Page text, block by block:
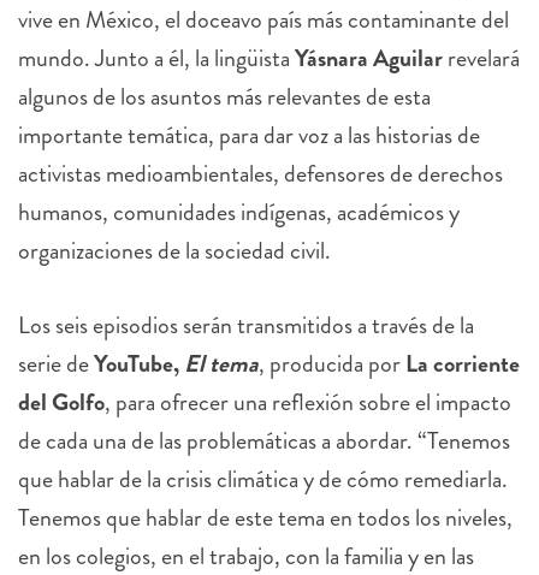
vive en México, el doceavo país más contaminante del
mundo. Junto a él, la lingüistaYásnara Aguilarrevelará
algunos de los asuntos más relevantes de esta
importante temática, para dar voz a las historias de
activistas medioambientales, defensores de derechos
humanos, comunidades indígenas, académicos y
organizaciones de la sociedad civil.
Los seis episodios serán transmitidos a través de la
serie deYouTube, El tema, producida porLa corriente
del Golfo, para ofrecer una reflexión sobre el impacto
de cada una de las problemáticas a abordar. “Tenemos
que hablar de la crisis climática y de cómo remediarla.
Tenemos que hablar de este tema en todos los niveles,
en los colegios, en el trabajo, con la familia y en las